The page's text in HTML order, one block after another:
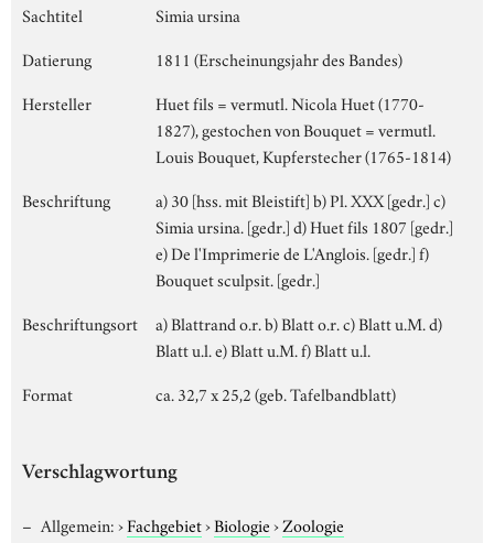
Sachtitel
Simia ursina
Datierung
1811 (Erscheinungsjahr des Bandes)
Hersteller
Huet fils = vermutl. Nicola Huet (1770-
1827), gestochen von Bouquet = vermutl.
Louis Bouquet, Kupferstecher (1765-1814)
Beschriftung
a) 30 [hss. mit Bleistift] b) Pl. XXX [gedr.] c)
Simia ursina. [gedr.] d) Huet fils 1807 [gedr.]
e) De l'Imprimerie de L'Anglois. [gedr.] f)
Bouquet sculpsit. [gedr.]
Beschriftungsort
a) Blattrand o.r. b) Blatt o.r. c) Blatt u.M. d)
Blatt u.l. e) Blatt u.M. f) Blatt u.l.
Format
ca. 32,7 x 25,2 (geb. Tafelbandblatt)
Verschlagwortung
Allgemein:›Fachgebiet›Biologie›Zoologie